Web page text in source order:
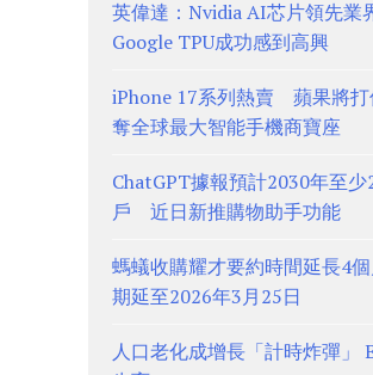
英偉達：Nvidia AI芯片領先
Google TPU成功感到高興
iPhone 17系列熱賣 蘋果將打
奪全球最大智能手機商寶座
ChatGPT據報預計2030年至
戶 近日新推購物助手功能
螞蟻收購耀才要約時間延長4
期延至2026年3月25日
人口老化成增長「計時炸彈」